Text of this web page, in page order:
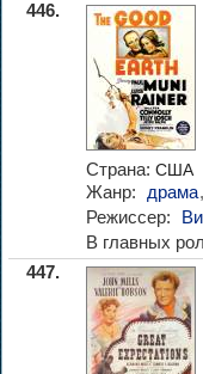
446.
Страна: США
Жанр: драма,
Режиссер:
В главных
447.